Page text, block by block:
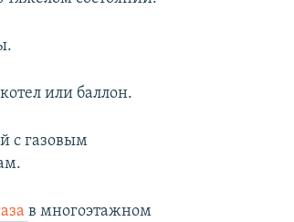
или баллон.
с газовым
в многоэтажном